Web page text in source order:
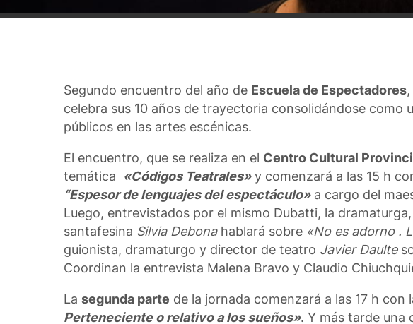
Segundo encuentro del año de Escuela de Espectadores
celebra sus 10 años de trayectoria consolidándose
públicos en las artes escénicas.
El encuentro, que se realiza en el Centro Cultural
temática «Códigos Teatrales»y comenzará a las 15 h
“Espesor de lenguajes del espectáculo»a cargo del
Luego, entrevistados por el mismo Dubatti, la
santafesina Silvia Debona hablará sobre «No es adorno .
guionista, dramaturgo y director de teatro Javier Daulte
Coordinan la entrevista Malena Bravo y Claudio
La segunda parte de la jornada comenzará a las 17 h
Perteneciente o relativo a los sueños». Y más tarde una